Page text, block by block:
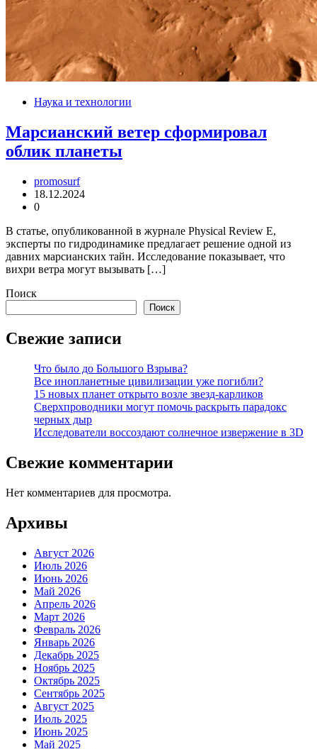
Наука и технологии
Марсианский ветер сформировал
облик планеты
promosurf
18.12.2024
0
В статье, опубликованной в журнале Physical Review E,
эксперты по гидродинамике предлагает решение одной из
давних марсианских тайн. Исследование показывает, что
вихри ветра могут вызывать […]
Поиск
Поиск
Свежие записи
Что было до Большого Взрыва?
Все инопланетные цивилизации уже погибли?
15 новых планет открыто возле звезд-карликов
Сверхпроводники могут помочь раскрыть парадокс
черных дыр
Исследователи воссоздают солнечное извержение в 3D
Свежие комментарии
Нет комментариев для просмотра.
Архивы
Август 2026
Июль 2026
Июнь 2026
Май 2026
Апрель 2026
Март 2026
Февраль 2026
Январь 2026
Декабрь 2025
Ноябрь 2025
Октябрь 2025
Сентябрь 2025
Август 2025
Июль 2025
Июнь 2025
Май 2025